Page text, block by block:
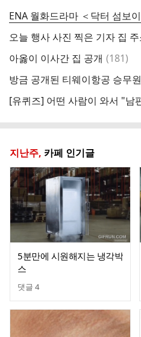
ENA 월화드라마 ＜닥터 섬보
오늘 행사 사진 찍은 기자 집
아옳이 이사간 집 공개 댓
(181)
방금 공개된 티웨이항공 승무
지난주, 카페 인기글
5분만에 시원해지는 냉각박
스
댓글 4